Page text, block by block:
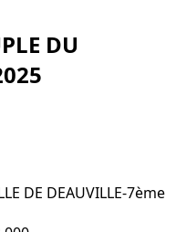
DU
DE DEAUVILLE-7ème